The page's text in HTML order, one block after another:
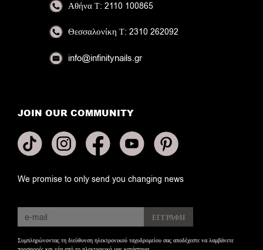
ΑθήναΤ: 2110 100865
ΘεσσαλονίκηΤ: 2310 262092
info@infinitynails.gr
JOIN OUR COMMUNITY
We promise to only send you changing news
Συμπληρώνοντας τη διεύθυνση ηλεκτρονικού ταχυδρομείου σας αποδέχεστε να λαμβάνετε